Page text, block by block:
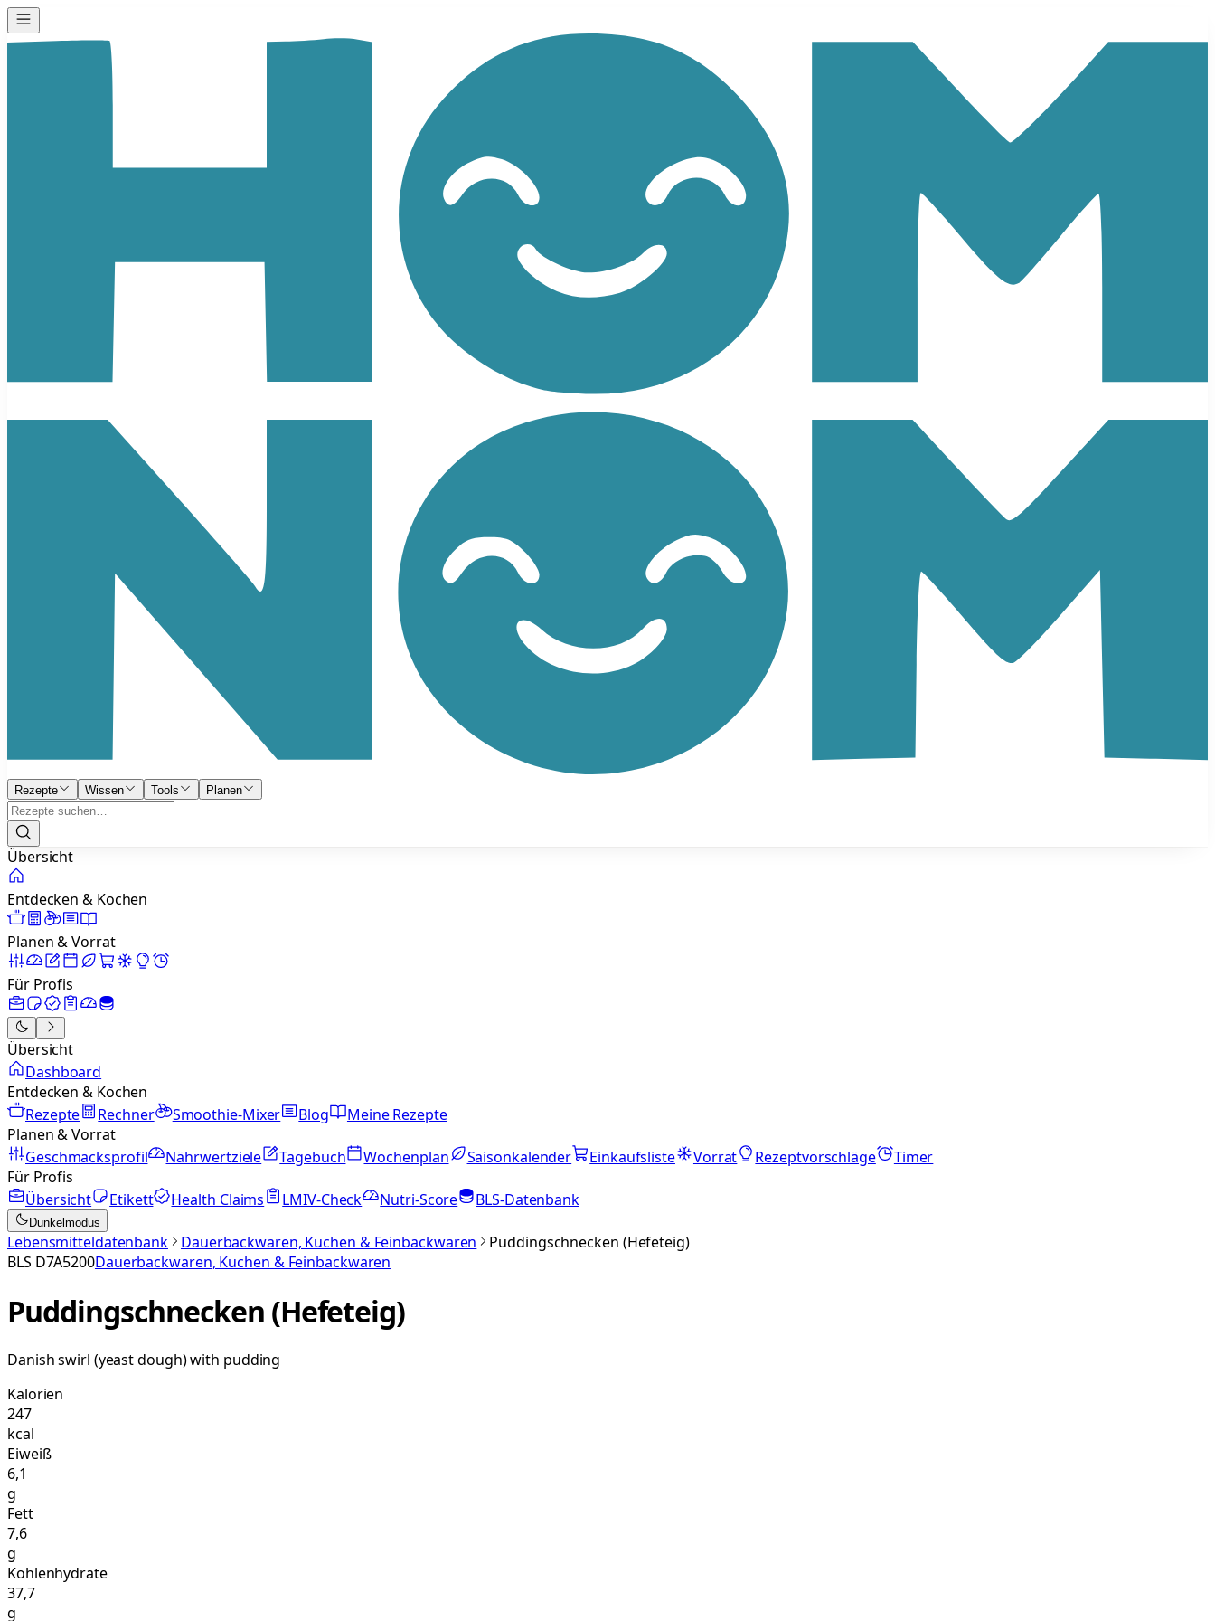
Rezepte Wissen Tools Planen
Übersicht
Entdecken & Kochen
Planen & Vorrat
Für Profis
Übersicht
Dashboard
Entdecken & Kochen
Rezepte
Rechner Smoothie-Mixer Blog
Meine Rezepte
Planen & Vorrat
Geschmacksprofil
Nährwertziele Tagebuch Wochenplan Saisonkalender Einkaufsliste Vorrat Rezeptvorschläge
Timer
Für Profis
Übersicht
Etikett Health Claims LMIV-Check Nutri-Score BLS-Datenbank
Dunkelmodus
Lebensmitteldatenbank Dauerbackwaren, Kuchen & Feinbackwaren
Puddingschnecken (Hefeteig)
BLS D7A5200Dauerbackwaren, Kuchen & Feinbackwaren
Puddingschnecken (Hefeteig)
Danish swirl (yeast dough) with pudding
Kalorien
247
kcal
Eiweiß
6,1
g
Fett
7,6
g
Kohlenhydrate
37,7
g